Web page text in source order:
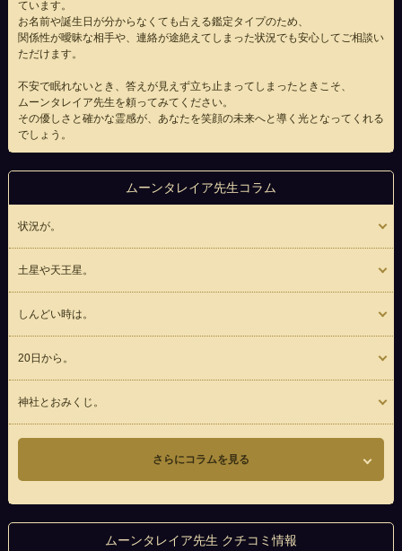
ています。
お名前や誕生日が分からなくても占える鑑定タイプのため、
関係性が曖昧な相手や、連絡が途絶えてしまった状況でも安心してご相談い
ただけます。
不安で眠れないとき、答えが見えず立ち止まってしまったときこそ、
ムーンタレイア先生を頼ってみてください。
その優しさと確かな霊感が、あなたを笑顔の未来へと導く光となってくれる
でしょう。
ムーンタレイア先生コラム
状況が。
土星や天王星。
しんどい時は。
20日から。
神社とおみくじ。
さらにコラムを見る
ムーンタレイア先生 クチコミ情報